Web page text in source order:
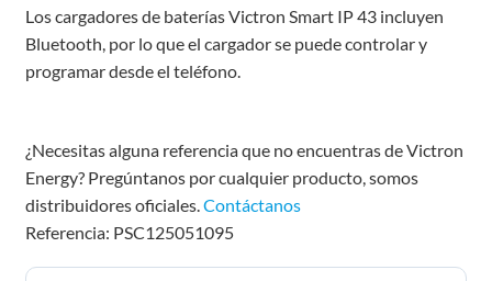
Los cargadores de baterías Victron Smart IP 43 incluyen
Bluetooth, por lo que el cargador se puede controlar y
programar desde el teléfono.
¿Necesitas alguna referencia que no encuentras de Victron
Energy? Pregúntanos por cualquier producto, somos
distribuidores oficiales.Contáctanos
Referencia: PSC125051095